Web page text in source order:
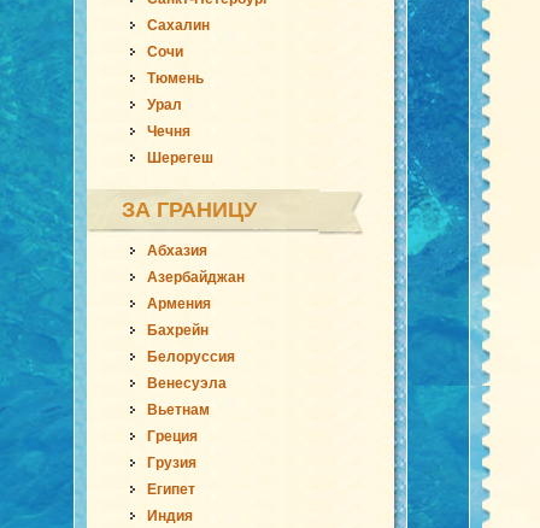
Сахалин
Сочи
Тюмень
Урал
Чечня
Шерегеш
ЗА ГРАНИЦУ
Абхазия
Азербайджан
Армения
Бахрейн
Белоруссия
Венесуэла
Вьетнам
Греция
Грузия
Египет
Индия